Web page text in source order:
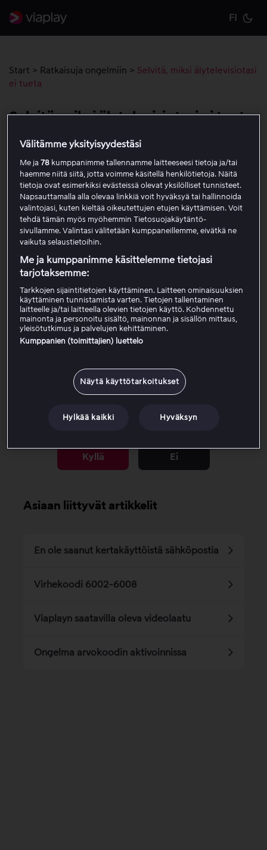
FI
Start > Ratkaisuja ongelmiin > Selvitä, miksi älytelevisiotasi
ei tueta
Selvitä, miksi älytelevisiotasi ei tueta
12. tammikuuta 2026 alkaen tuki päättyy tietyiltä
Samsungin, LG:n ja Philipsin älytelevisiomalleilta. Tämä
tarkoittaa, että emme virallisesti tue näitä laitteita,
mutta palvelu saattaa edelleen toimia.
Jos televisiosi kuuluu näihin, Viaplay-sovelluksessa näkyy
ilmoitus, kun avaat sen televisiossasi. Ilmoituksessa
Vaikuttavat mallit
Kuinka voit jatkaa katselua?
Oliko tästä artikkelista apua?
Kyllä Ei
Asiaan liittyvät artikkelit
En ole saanut kertakäyttöistä sähköpostia
Virhekoodi 6002-6008
Viaplayn saatavilla oleva videolaatu
Ongelma arvokoodin aktivoinnissa
Välitämme yksityisyydestäsi
Me ja78 kumppanimme tallennamme laitteeseesi tietoja ja/tai
haemme niitä siitä, jotta voimme käsitellä henkilötietoja. Näitä
tietoja ovat esimerkiksi evästeissä olevat yksilölliset tunnisteet.
Napsauttamalla alla olevaa linkkiä voit hyväksyä tai hallinnoida
valintojasi, kuten kieltää oikeutettujen etujen käyttämisen. Voit
tehdä tämän myös myöhemmin Tietosuojakäytäntö-
sivullamme. Valintasi välitetään kumppaneillemme, eivätkä ne
vaikuta selaustietoihin.
Me ja kumppanimme käsittelemme tietojasi
tarjotaksemme:
Tarkkojen sijaintitietojen käyttäminen. Laitteen ominaisuuksien
käyttäminen tunnistamista varten. Tietojen tallentaminen
laitteelle ja/tai laitteella olevien tietojen käyttö. Kohdennettu
mainonta ja personoitu sisältö, mainonnan ja sisällön mittaus,
yleisötutkimus ja palvelujen kehittäminen.
Kumppanien (toimittajien) luettelo
Näytä käyttötarkoitukset
Hylkää kaikki Hyväksyn